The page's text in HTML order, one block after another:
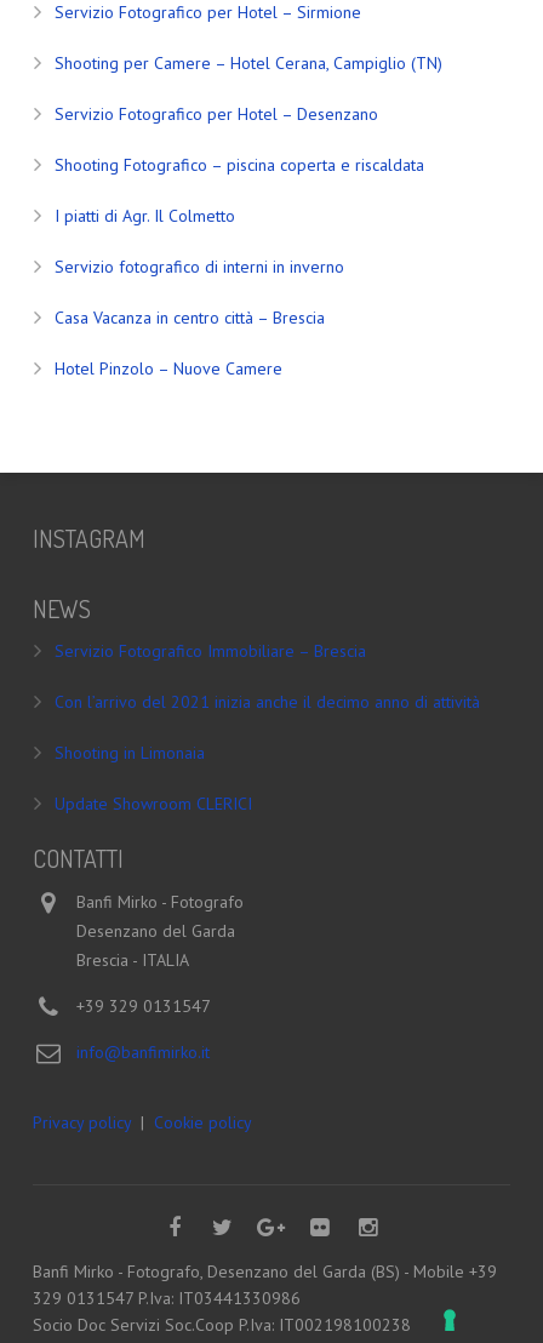
Servizio Fotografico per Hotel – Sirmione
Shooting per Camere – Hotel Cerana, Campiglio (TN)
Servizio Fotografico per Hotel – Desenzano
Shooting Fotografico – piscina coperta e riscaldata
I piatti di Agr. Il Colmetto
Servizio fotografico di interni in inverno
Casa Vacanza in centro città – Brescia
Hotel Pinzolo – Nuove Camere
INSTAGRAM
NEWS
Servizio Fotografico Immobiliare – Brescia
Con l’arrivo del 2021 inizia anche il decimo anno di attività
Shooting in Limonaia
Update Showroom CLERICI
CONTATTI
Banfi Mirko - Fotografo
Desenzano del Garda
Brescia - ITALIA
+39 329 0131547
info@banfimirko.it
Privacy policy| Cookie policy
Banfi Mirko - Fotografo, Desenzano del Garda (BS) - Mobile +39
329 0131547 P.Iva: IT03441330986
Socio Doc Servizi Soc.Coop P.Iva: IT002198100238